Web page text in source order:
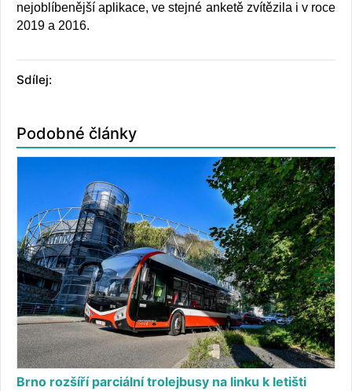
nejoblíbenější aplikace, ve stejné anketě zvítězila i v roce
2019 a 2016.
Sdílej:
Podobné články
Brno rozšíří parciální trolejbusy na linku k letišti